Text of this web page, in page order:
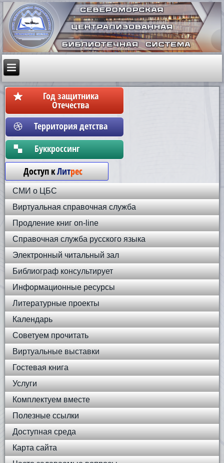
Год защитника
Отечества
Территория детства
Бyккpoccинг
Доступ кЛитрес
СМИ о ЦБС
Виртуальная справочная служба
Продление книг on-line
Справочная служба русского языка
Электронный читальный зал
Библиограф консультирует
Информационные ресурсы
Литературные проекты
Календарь
Советуем прочитать
Виртуальные выставки
Гостевая книга
Услуги
Комплектуем вместе
Полезные ссылки
Доступная среда
Карта сайта